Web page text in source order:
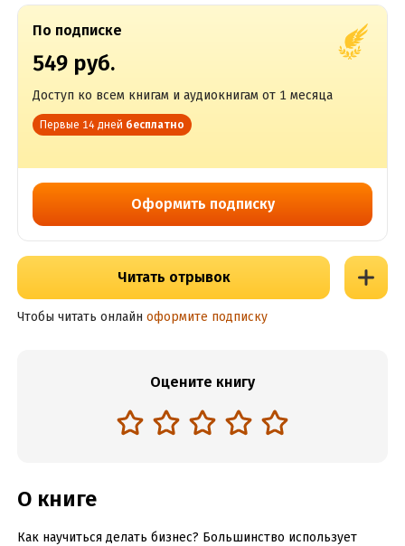
По подписке
549 руб.
Доступ ко всем книгам и аудиокнигам от 1 месяца
Первые 14 дней бесплатно
Оформить подписку
Читать отрывок
Чтобы читать онлайн оформите подписку
Оцените книгу
О книге
Как научиться делать бизнес? Большинство использует